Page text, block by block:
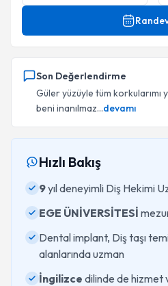
Son Değerlendirme
Güler yüzüyle tüm korkularımı
beni inanılmaz...devamı
Hızlı Bakış
9yıl deneyimli Diş Hekimi
EGE ÜNİVERSİTESİ
Dental implant, Diş taşı
alanlarında uzman
İngilizce dilinde de hizmet